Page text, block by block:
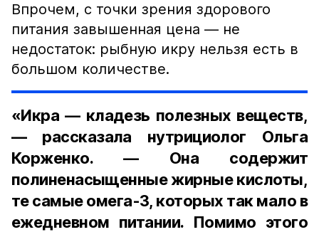
Впрочем, с точки зрения здорового
питания завышенная цена — не
недостаток: рыбную икру нельзя есть в
большом количестве.
«Икра — кладезь полезных веществ,
— рассказала нутрициолог Ольга
Корженко. — Она содержит
полиненасыщенные жирные кислоты,
те самые омега-3, которых так мало в
ежедневном питании. Помимо этого